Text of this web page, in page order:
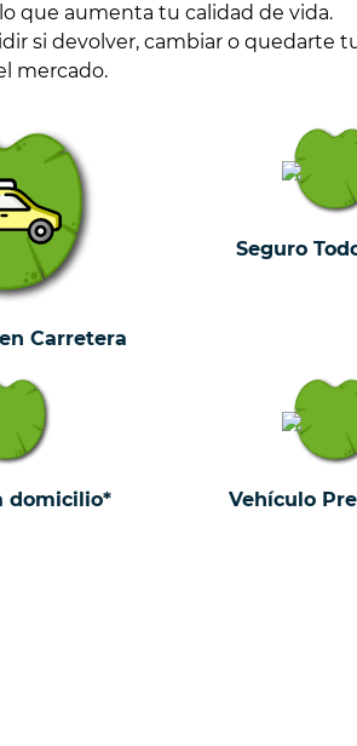
que aumenta tu calidad de vida.
si devolver, cambiar o quedarte
mercado.
Carretera
Seguro
domicilio* Vehículo